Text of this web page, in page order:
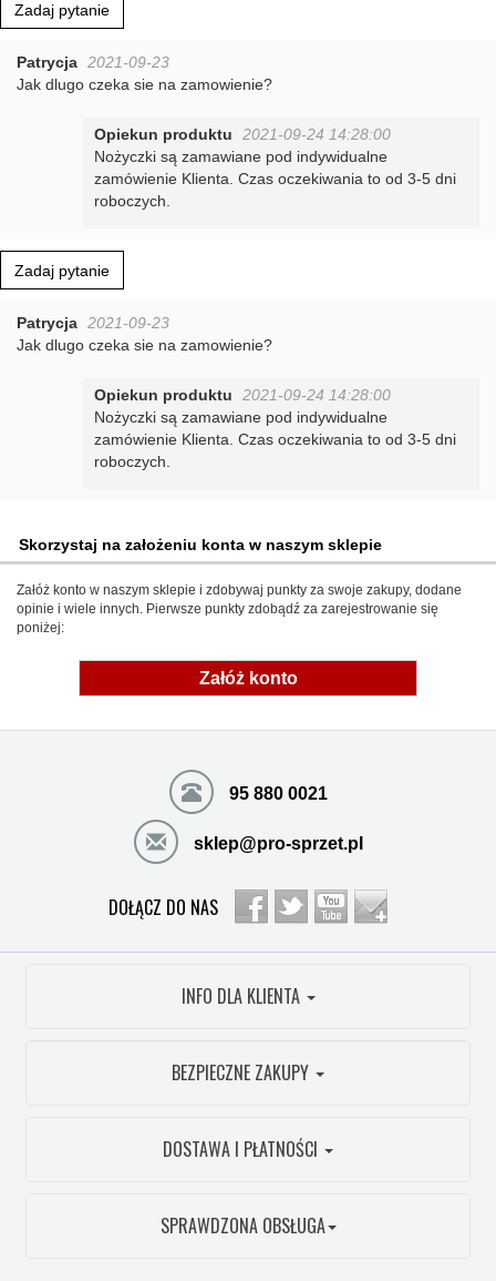
Zadaj pytanie
Patrycja 2021-09-23
Jak dlugo czeka sie na zamowienie?
Opiekun produktu
2021-09-24 14:28:00
Nożyczki są zamawiane pod indywidualne
zamówienie Klienta. Czas oczekiwania to od 3-5 dni
roboczych.
Zadaj pytanie
Patrycja 2021-09-23
Jak dlugo czeka sie na zamowienie?
Opiekun produktu
2021-09-24 14:28:00
Nożyczki są zamawiane pod indywidualne
zamówienie Klienta. Czas oczekiwania to od 3-5 dni
roboczych.
Skorzystaj na założeniu konta w naszym sklepie
Załóż konto w naszym sklepie i zdobywaj punkty za swoje zakupy, dodane
opinie i wiele innych. Pierwsze punkty zdobądź za zarejestrowanie się
poniżej:
Załóż konto
95 880 0021
sklep@pro-sprzet.pl
DOŁĄCZ DO NAS
INFO DLA KLIENTA
BEZPIECZNE ZAKUPY
DOSTAWA I PŁATNOŚCI
SPRAWDZONA OBSŁUGA